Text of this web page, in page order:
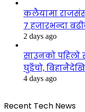
कलैयामा
७ हजारभन्दा
2 days ago
साउनको पहिलो
घुइँचो,
4 days ago
Recent Tech News